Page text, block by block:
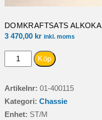
DOMKRAFTSATS
3 470,00 kr inkl. moms
DOMKRAFTSATS
ALKOKAPACITET
Köp
Artikelnr: 01-400115
Kategori: Chassie
Enhet: ST/M